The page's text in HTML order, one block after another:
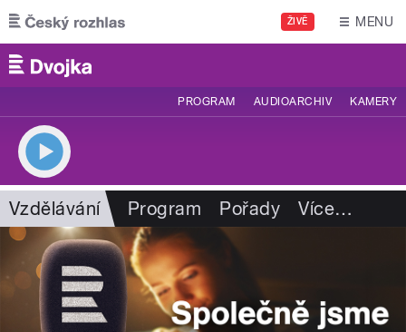
Přejít k hlavnímu obsahu
ŽIVĚ MENU
PROGRAM AUDIOARCHIV KAMERY
Vzdělávání Program Pořady Více…